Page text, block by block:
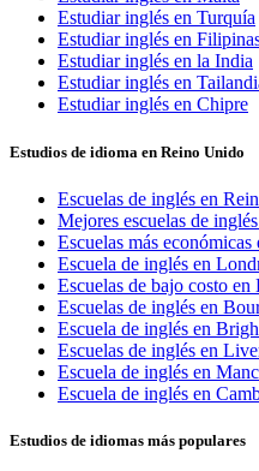
Estudiar inglés en Turquía
Estudiar inglés en
Estudiar inglés en la India
Estudiar inglés en
Estudiar inglés en Chipre
Estudios de idioma en Reino Unido
Escuelas de inglés en
Mejores escuelas de
Escuelas más
Escuela de inglés en
Escuelas de bajo costo en
Escuelas de inglés en
Escuela de inglés en
Escuelas de inglés en
Escuela de inglés en
Escuela de inglés en
Estudios de idiomas más populares